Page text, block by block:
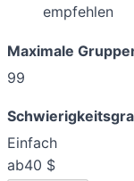
empfehlen
Maximale
99
Einfach
ab40 $